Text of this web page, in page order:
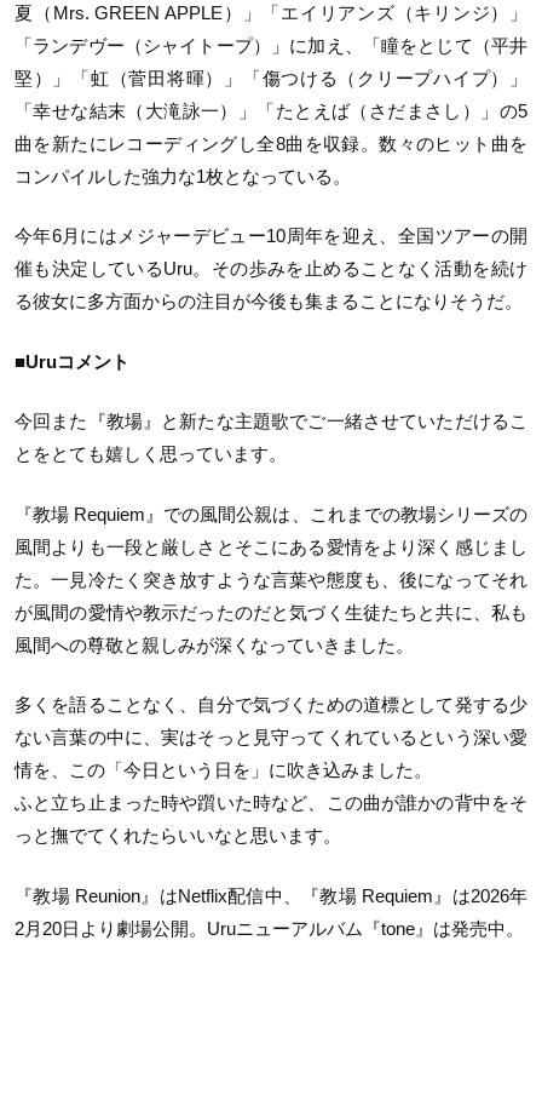
夏（Mrs. GREEN APPLE）」「エイリアンズ（キリンジ）」
「ランデヴー（シャイトープ）」に加え、「瞳をとじて（平井
堅）」「虹（菅田将暉）」「傷つける（クリープハイプ）」
「幸せな結末（大滝詠一）」「たとえば（さだまさし）」の5
曲を新たにレコーディングし全8曲を収録。数々のヒット曲を
コンパイルした強力な1枚となっている。
今年6月にはメジャーデビュー10周年を迎え、全国ツアーの開
催も決定しているUru。その歩みを止めることなく活動を続け
る彼女に多方面からの注目が今後も集まることになりそうだ。
■Uruコメント
今回また『教場』と新たな主題歌でご一緒させていただけるこ
とをとても嬉しく思っています。
『教場 Requiem』での風間公親は、これまでの教場シリーズの
風間よりも一段と厳しさとそこにある愛情をより深く感じまし
た。一見冷たく突き放すような言葉や態度も、後になってそれ
が風間の愛情や教示だったのだと気づく生徒たちと共に、私も
風間への尊敬と親しみが深くなっていきました。
多くを語ることなく、自分で気づくための道標として発する少
ない言葉の中に、実はそっと見守ってくれているという深い愛
情を、この「今日という日を」に吹き込みました。
ふと立ち止まった時や躓いた時など、この曲が誰かの背中をそ
っと撫でてくれたらいいなと思います。
『教場 Reunion』はNetflix配信中、『教場 Requiem』は2026年
2月20日より劇場公開。Uruニューアルバム『tone』は発売中。